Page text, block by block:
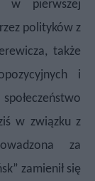
w pierwszej
polityków z
także
i
w związku z
za
zamienił się